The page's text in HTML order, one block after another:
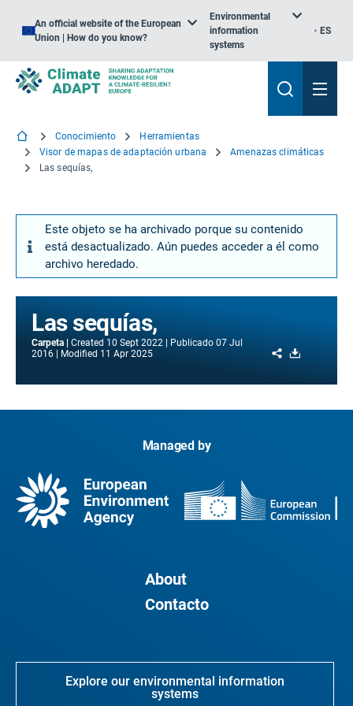
An official website of the European
Union | How do you know?
Environmental
information
systems
ES
Conocimiento
Herramientas
Visor de mapas de adaptación urbana
Amenazas climáticas
Las sequías,
Este objeto se ha archivado porque su contenido
está desactualizado. Aún puedes acceder a él como
archivo heredado.
Las sequías,
Carpeta Created 10 Sept 2022 Publicado 07 Jul
2016
Modified 11 Apr 2025 Share
Managed by
About
Contacto
Explore our environmental information
systems